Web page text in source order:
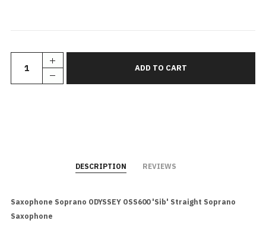
DESCRIPTION REVIEWS
Saxophone Soprano ODYSSEY OSS600 'Sib' Straight Soprano
Saxophone